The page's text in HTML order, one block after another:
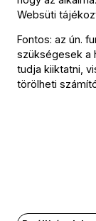
Feliratkozás
Websüti
Fontos: az ún.
szükségesek a
tudja kiiktatni,
törölheti